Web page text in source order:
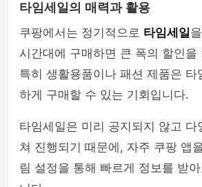
타임세일의 매력과 활용
쿠팡에서는 정기적으로 타임세일
시간대에 구매하면 큰 폭의 할인을
특히 생활용품이나 패션 제품은 타
하게 구매할 수 있는 기회입니다.
타임세일은 미리 공지되지 않고 다
쳐 진행되기 때문에, 자주 쿠팡 앱
림 설정을 통해 빠르게 정보를 받